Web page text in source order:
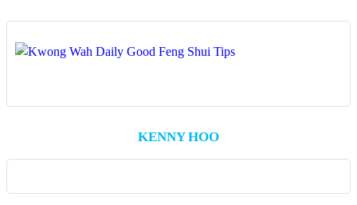
KENNY HOO